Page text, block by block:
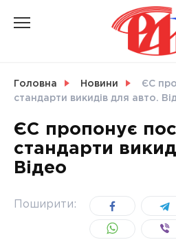
Головна Новини
ЄС
стандарти викидів для авто.
ЄС пропонує
стандарти
Відео
Поширити: